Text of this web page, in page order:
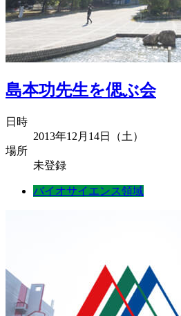
島本功先生を偲ぶ会
日時
2013年12月14日（土）
場所
未登録
バイオサイエンス領域